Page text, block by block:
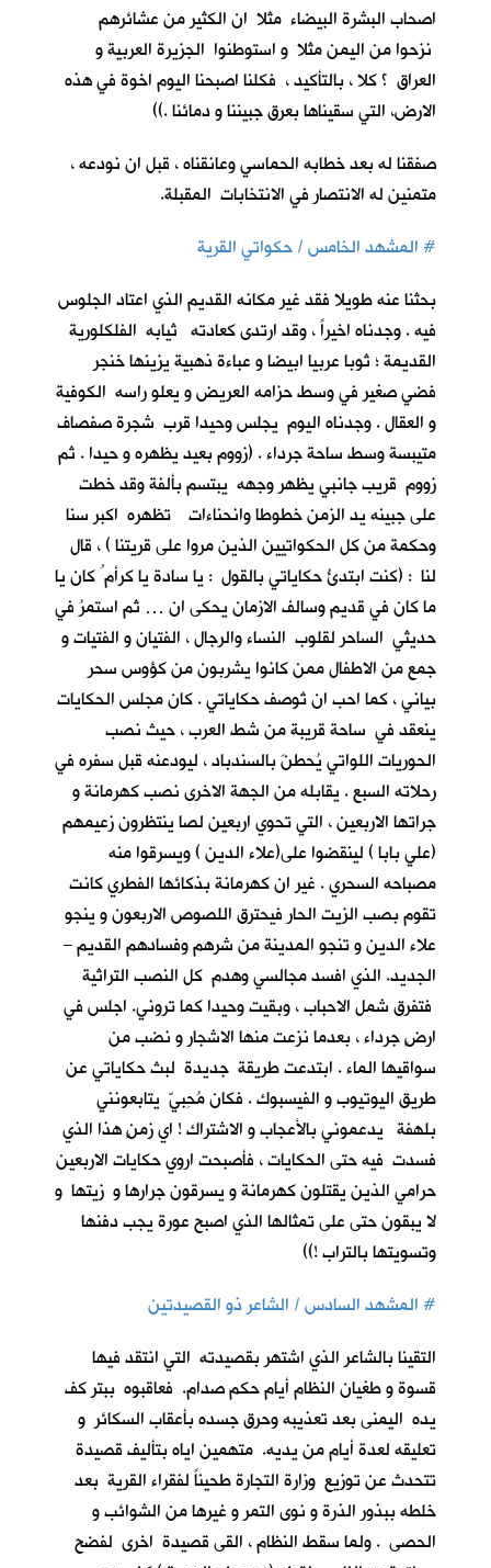
اصحاب البشرة البيضاء مثلا ان الكثير من عشائرهم
نزحوا من اليمن مثلا و استوطنوا الجزيرة العربية و
العراق ؟ كلا ، بالتأكيد ، فكلنا اصبحنا اليوم اخوة في هذه
الارض، التي سقيناها بعرق جبيننا و دمائنا .))
صفقنا له بعد خطابه الحماسي وعانقناه ، قبل ان نودعه ،
متمنين له الانتصار في الانتخابات المقبلة.
#المشهد الخامس / حكواتي القرية
بحثنا عنه طويلا فقد غير مكانه القديم الذي اعتاد الجلوس
فيه . وجدناه اخيراً ، وقد ارتدى كعادته ثيابه الفلكلورية
القديمة ؛ ثوبا عربيا ابيضا و عباءة ذهبية يزينها خنجر
فضي صغير في وسط حزامه العريض و يعلو راسه الكوفية
و العقال . وجدناه اليوم يجلس وحيدا قرب شجرة صفصاف
متيبسة وسط ساحة جرداء . (زووم بعيد يظهره و حيدا . ثم
زووم قريب جانبي يظهر وجهه يبتسم بألفة وقد خطت
على جبينه يد الزمن خطوطا وانحناءات تظهره اكبر سنا
وحكمة من كل الحكواتيين الذين مروا على قريتنا ) ، قال
لنا : (كنت ابتدئُ حكاياتي بالقول : يا سادة يا كرأم ُ كان يا
ما كان في قديم وسالف الازمان يحكى ان … ثم استمرُ في
حديثي الساحر لقلوب النساء والرجال ، الفتيان و الفتيات و
جمع من الاطفال ممن كانوا يشربون من كؤوس سحر
بياني ، كما احب ان تُوصف حكاياتي . كان مجلس الحكايات
ينعقد في ساحة قريبة من شط العرب ، حيث نصب
الحوريات اللواتي يُحطنَ بالسندباد ، ليودعنه قبل سفره في
رحلاته السبع . يقابله من الجهة الاخرى نصب كهرمانة و
جراتها الاربعين ، التي تحوي اربعين لصا ينتظرون زعيمهم
(علي بابا ) لينقضوا على(علاء الدين ) ويسرقوا منه
مصباحه السحري . غير ان كهرمانة بذكائها الفطري كانت
تقوم بصب الزيت الحار فيحترق اللصوص الاربعون و ينجو
علاء الدين و تنجو المدينة من شرهم وفسادهم القديم –
الجديد. الذي افسد مجالسي وهدم كل النصب التراثية
فتفرق شمل الاحباب ، وبقيت وحيدا كما تروني. اجلس في
ارضٍ جرداء ، بعدما نزعت منها الاشجار و نضب من
سواقيها الماء . ابتدعت طريقة جديدة لبث حكاياتي عن
طريق اليوتيوب و الفيسبوك . فكان مُحِبيّ يتابعونني
بلهفة يدعموني بالأعجاب و الاشتراك ! اي زمنٍ هذا الذي
فسدت فيه حتى الحكايات ، فأصبحت اروي حكايات الاربعين
حرامي الذين يقتلون كهرمانة و يسرقون جرارها و زيتها و
لا يبقون حتى على تمثالها الذي اصبح عورة يجب دفنها
وتسويتها بالتراب !))
#المشهد السادس / الشاعر ذو القصيدتين
التقينا بالشاعر الذي اشتهر بقصيدته التي انتقد فيها
قسوة و طغيان النظام أيام حكم صدام. فعاقبوه ببتر كف
يده اليمنى بعد تعذيبه وحرق جسده بأعقاب السكائر و
تعليقه لعدة أيام من يديه. متهمين اياه بتأليف قصيدة
تتحدث عن توزيع وزارة التجارة طحيناً لفقراء القرية بعد
خلطه ببذور الذرة و نوى التمر و غيرها من الشوائب و
الحصى . ولما سقط النظام ، القى قصيدة اخرى لفضح